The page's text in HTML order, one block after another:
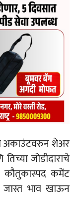
अकाउंटवरुन शेअर
जोडीदाराचे
कमेंट
भाव खाऊन